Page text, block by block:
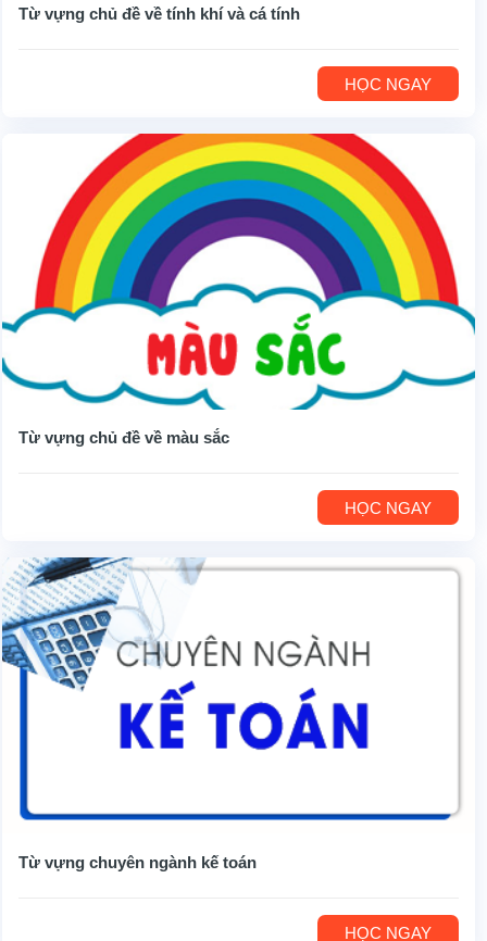
Từ vựng chủ đề về tính khí và cá tính
HỌC NGAY
Từ vựng chủ đề về màu sắc
HỌC NGAY
Từ vựng chuyên ngành kế toán
HỌC NGAY